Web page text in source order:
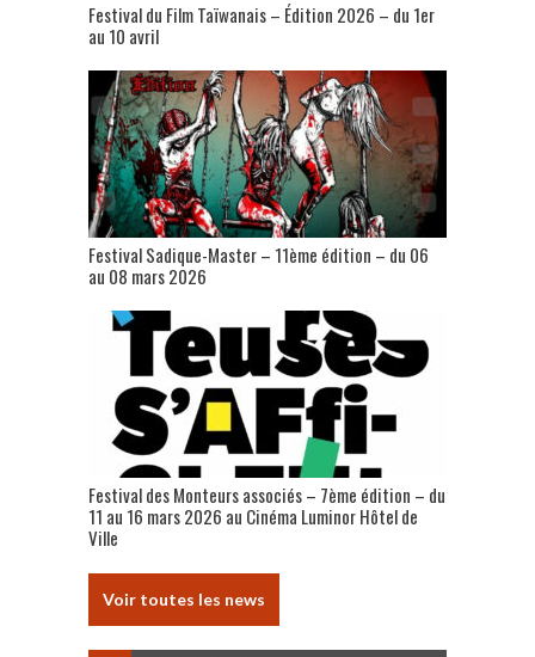
Festival du Film Taïwanais – Édition 2026 – du 1er
au 10 avril
Festival Sadique-Master – 11ème édition – du 06
au 08 mars 2026
Festival des Monteurs associés – 7ème édition – du
11 au 16 mars 2026 au Cinéma Luminor Hôtel de
Ville
Voir toutes les news